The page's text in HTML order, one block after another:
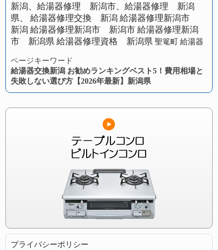
新潟、給湯器修理 新潟市、給湯器修理 新潟
県、
給湯器修理交換 新潟 給湯器修理新潟市
新潟 給湯器修理新潟市 新潟市 給湯器修理新潟
市 新潟県 給湯器修理資格 新潟県 聖篭町 給湯器
ページキーワード
給湯器交換新潟 お勧めランキングベスト5！費用相場と
失敗しない選び方【2026年最新】新潟県
プライバシーポリシー